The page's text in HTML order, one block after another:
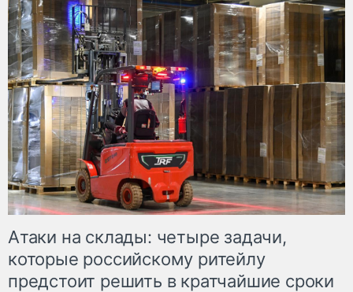
Атаки на склады: четыре задачи,
которые российскому ритейлу
предстоит решить в кратчайшие сроки